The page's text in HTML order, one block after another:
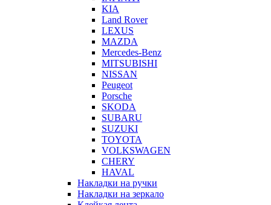
KIA
Land Rover
LEXUS
MAZDA
Mercedes-Benz
MITSUBISHI
NISSAN
Peugeot
Porsche
SKODA
SUBARU
SUZUKI
TOYOTA
VOLKSWAGEN
CHERY
HAVAL
Накладки на ручки
Накладки на зеркало